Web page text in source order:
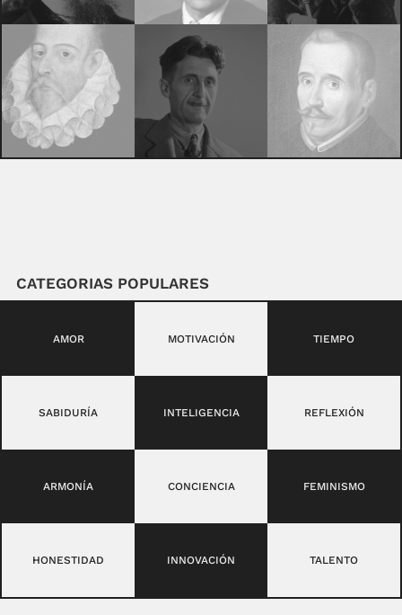
CATEGORIAS POPULARES
AMOR MOTIVACIÓN TIEMPO
SABIDURÍA INTELIGENCIA REFLEXIÓN
ARMONÍA CONCIENCIA FEMINISMO
HONESTIDAD INNOVACIÓN TALENTO